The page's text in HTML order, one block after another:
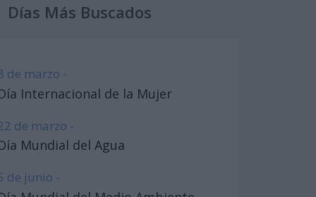
Días Más Buscados
de marzo -
Internacional de la Mujer
de marzo -
Mundial del Agua
de junio -